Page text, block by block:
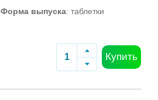
Форма выпуска: таблетки
Купить